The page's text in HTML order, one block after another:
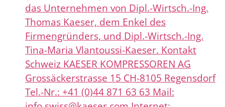
das Unternehmen von Dipl.-Wirtsch.-Ing.
Thomas Kaeser, dem Enkel des
Firmengründers, und Dipl.-Wirtsch.-Ing.
Tina-Maria Vlantoussi-Kaeser. Kontakt
Schweiz KAESER KOMPRESSOREN AG
Grossäckerstrasse 15 CH-8105 Regensdorf
Tel.-Nr.: +41 (0)44 871 63 63 Mail: